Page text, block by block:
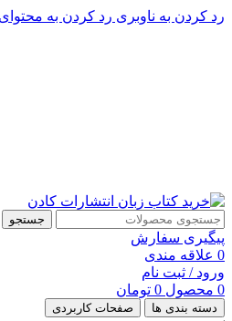
رد کردن به ناوبری رد کردن به
جستجو
پیگیری سفارش
0 علاقه مندی
ورود / ثبت نام
0 محصول 0 تومان
دسته بندی ها صفحات کاربردی